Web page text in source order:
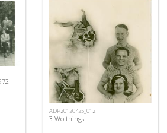
ADP20120425_012
3 Wolthings